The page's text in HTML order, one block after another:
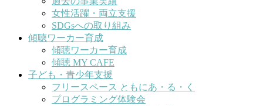
女性活躍・両立支援
SDGsへの取り組み
傾聴ワーカー育成
傾聴ワーカー育成
傾聴 MY CAFE
子ども・青少年支援
フリースペース ともにあ・る・く
プログラミング体験会